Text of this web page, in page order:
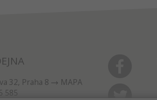
32, Praha 8
MAPA
585